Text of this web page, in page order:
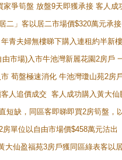
爭筍盤 放盤9天即獲承接 客人
二」客以居二市場價$320萬元承接
青夫婦無樓睇下購入連租約半新
市場)入市牛池灣新麗花園2房戶
荀盤極速消化 牛池灣瓊山苑2房
人追價成交 客人成功購入黃大
短缺，同區客即睇即買2房筍盤，
單位以自由市場價$458萬元沽出
大仙盈福苑3房戶獲同區綠表客以